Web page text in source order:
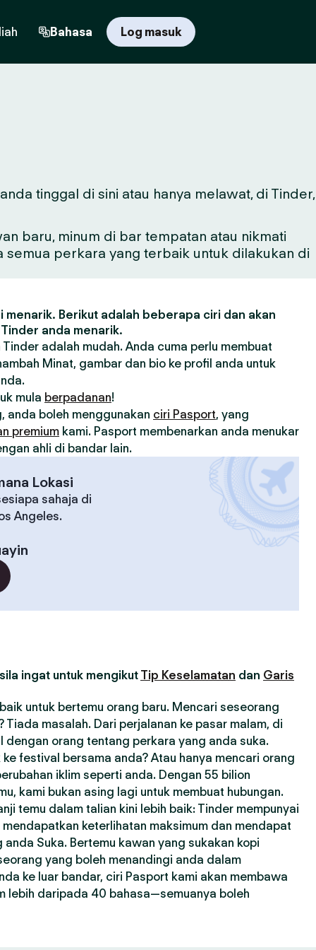
Bahasa Log masuk
tinggal di sini atau hanya melawat, di Tinder,
baru, minum di bar tempatan atau nikmati
perkara yang terbaik untuk dilakukan di
Berikut adalah beberapa ciri dan akan
anda menarik.
adalah mudah. Anda cuma perlu membuat
Minat, gambar dan bio ke profil anda untuk
mula berpadanan!
anda boleh menggunakan ciri Pasport, yang
premium kami. Pasport membenarkan anda menukar
ahli di bandar lain.
Lokasi
sahaja di
Angeles.
ingat untuk mengikut Tip Keselamatan dan Garis
untuk bertemu orang baru. Mencari seseorang
Tiada masalah. Dari perjalanan ke pasar malam, di
dengan orang tentang perkara yang anda suka.
festival bersama anda? Atau hanya mencari orang
iklim seperti anda. Dengan 55 bilion
kami bukan asing lagi untuk membuat hubungan.
temu dalam talian kini lebih baik: Tinder mempunyai
keterlihatan maksimum dan mendapat
Suka. Bertemu kawan yang sukakan kopi
yang boleh menandingi anda dalam
ke luar bandar, ciri Pasport kami akan membawa
lebih daripada 40 bahasa—semuanya boleh